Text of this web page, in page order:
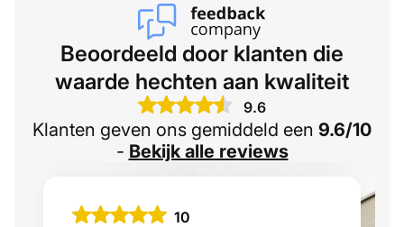
Beoordeeld door klanten die
waarde hechten aan kwaliteit
9.6
Klanten geven ons gemiddeld een 9.6/10
- Bekijk alle reviews
10